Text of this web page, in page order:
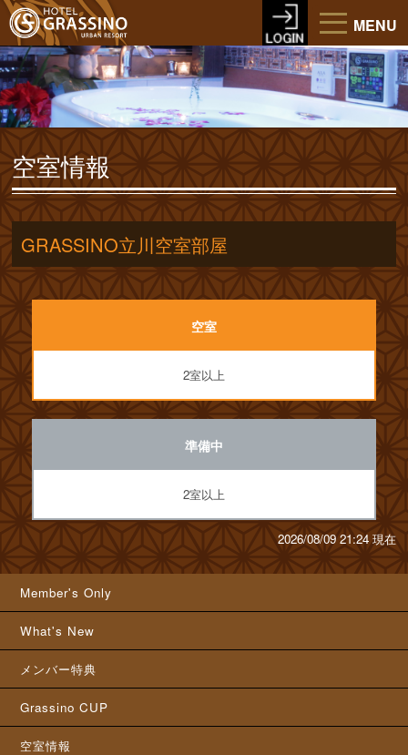
MENU
空室情報
GRASSINO立川空室部屋
空室
2室以上
準備中
2室以上
2026/08/09 21:24 現在
Member's Only
What's New
メンバー特典
Grassino CUP
空室情報